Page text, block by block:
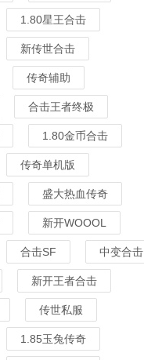
1.80星王合击
新传世合击
传奇辅助
合击王者终极
1.80金币合击
传奇单机版
盛大热血传奇
新开WOOOL
合击SF 中变合击
新开王者合击
传世私服
1.85玉兔传奇